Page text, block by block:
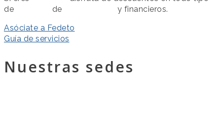
de
de
y financieros.
Asóciate a Fedeto
Guía de servicios
Nuestras sedes